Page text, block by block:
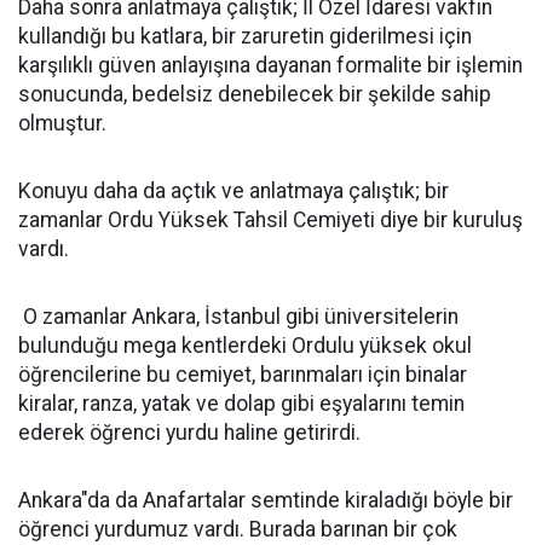
Daha sonra anlatmaya çalıştık; İl Özel İdaresi vakfın
kullandığı bu katlara, bir zaruretin giderilmesi için
karşılıklı güven anlayışına dayanan formalite bir işlemin
sonucunda, bedelsiz denebilecek bir şekilde sahip
olmuştur.
Konuyu daha da açtık ve anlatmaya çalıştık; bir
zamanlar Ordu Yüksek Tahsil Cemiyeti diye bir kuruluş
vardı.
O zamanlar Ankara, İstanbul gibi üniversitelerin
bulunduğu mega kentlerdeki Ordulu yüksek okul
öğrencilerine bu cemiyet, barınmaları için binalar
kiralar, ranza, yatak ve dolap gibi eşyalarını temin
ederek öğrenci yurdu haline getirirdi.
Ankara"da da Anafartalar semtinde kiraladığı böyle bir
öğrenci yurdumuz vardı. Burada barınan bir çok